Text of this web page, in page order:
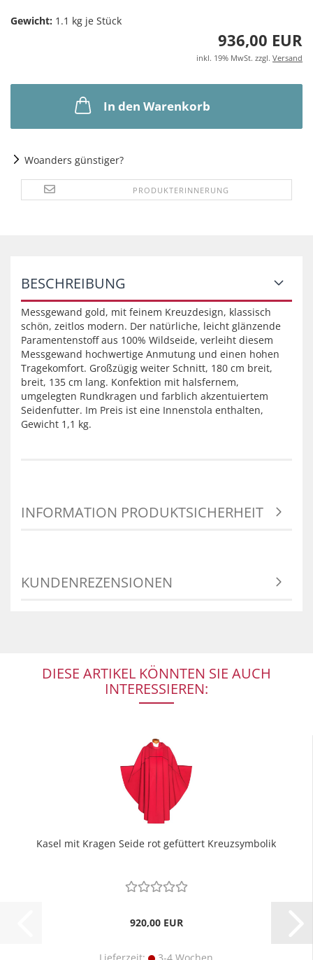
Gewicht: 1.1 kg je Stück
936,00 EUR
inkl. 19% MwSt. zzgl. Versand
In den Warenkorb
Woanders günstiger?
PRODUKTERINNERUNG
BESCHREIBUNG
Messgewand gold, mit feinem Kreuzdesign, klassisch
schön, zeitlos modern. Der natürliche, leicht glänzende
Paramentenstoff aus 100% Wildseide, verleiht diesem
Messgewand hochwertige Anmutung und einen hohen
Tragekomfort. Großzügig weiter Schnitt, 180 cm breit,
breit, 135 cm lang. Konfektion mit halsfernem,
umgelegten Rundkragen und farblich akzentuiertem
Seidenfutter. Im Preis ist eine Innenstola enthalten,
Gewicht 1,1 kg.
INFORMATION PRODUKTSICHERHEIT
KUNDENREZENSIONEN
DIESE ARTIKEL KÖNNTEN SIE AUCH
INTERESSIEREN:
Kasel mit Kragen Seide rot gefüttert Kreuzsymbolik
920,00 EUR